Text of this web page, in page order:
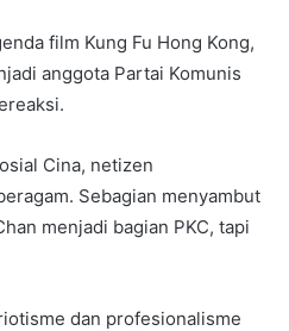
film Kung Fu Hong Kong,
anggota Partai Komunis
Cina, netizen
Sebagian menyambut
menjadi bagian PKC, tapi
dan profesionalisme